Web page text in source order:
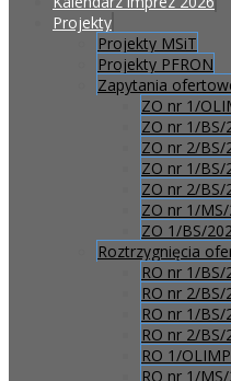
Projekty
Projekty MSiT
Projekty PFRON
Zapytania
ZO nr 1/
ZO nr 1/BS/
ZO nr 2/BS/
ZO nr 1/BS/
ZO nr 2/BS/
ZO nr 1/
ZO 1/BS/
Roztrzygnięcia
RO nr 1/BS/
RO nr 2/BS/
RO nr 1/BS/
RO nr 2/BS/
RO 1/
RO nr 1/